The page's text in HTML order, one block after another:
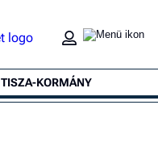
TISZA-KORMÁNY